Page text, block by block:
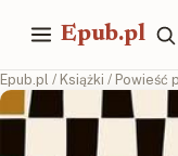
Epub.pl
Epub.pl / Książki / Powieść